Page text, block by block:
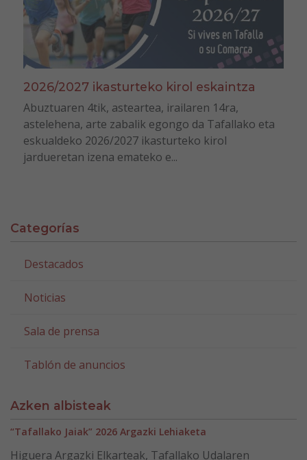
2026/2027 ikasturteko kirol eskaintza
Abuztuaren 4tik, asteartea, irailaren 14ra,
astelehena, arte zabalik egongo da Tafallako eta
eskualdeko 2026/2027 ikasturteko kirol
jardueretan izena emateko e...
Categorías
Destacados
Noticias
Sala de prensa
Tablón de anuncios
Azken albisteak
“Tafallako Jaiak” 2026 Argazki Lehiaketa
Higuera Argazki Elkarteak, Tafallako Udalaren